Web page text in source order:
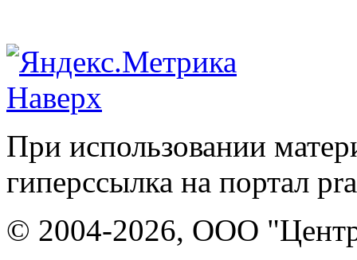
Наверх
При использовании
гиперссылка на портал
© 2004-2026, ООО "Центр